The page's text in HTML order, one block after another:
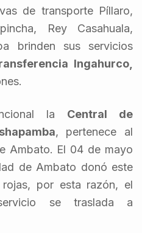
de transporte Píllaro,
Rey Casahuala,
brinden sus servicios
Ingahurco,
la Central de
, pertenece al
Ambato. El 04 de mayo
de Ambato donó este
por esta razón, el
se traslada a